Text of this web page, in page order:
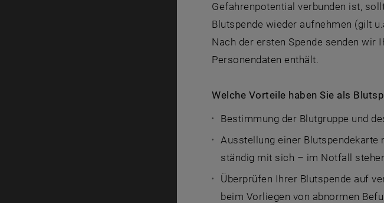
Gefahrenpotential verbunden ist,
Blutspende wieder aufnehmen (gilt
Nach der ersten Spende senden wir
Personendaten enthält.
Welche Vorteile haben Sie als
Bestimmung der Blutgruppe und
Ausstellung einer
ständig mit sich – im Notfall
Überprüfen Ihrer Blutspende auf
beim Vorliegen von abnormen